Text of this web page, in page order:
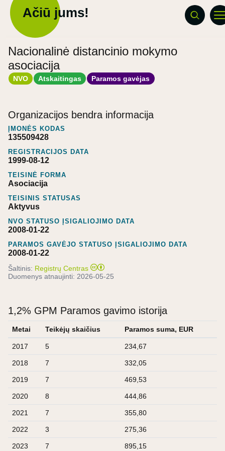
Ačiū jums!
Nacionalinė distancinio mokymo
asociacija
NVO Atskaitingas Paramos gavėjas
Organizacijos bendra informacija
ĮMONĖS KODAS
135509428
REGISTRACIJOS DATA
1999-08-12
TEISINĖ FORMA
Asociacija
TEISINIS STATUSAS
Aktyvus
NVO STATUSO ĮSIGALIOJIMO DATA
2008-01-22
PARAMOS GAVĖJO STATUSO ĮSIGALIOJIMO DATA
2008-01-22
Šaltinis: Registrų Centras
Duomenys atnaujinti: 2026-05-25
1,2% GPM Paramos gavimo istorija
Metai Teikėjų skaičius Paramos suma, EUR
2017 5 234,67
2018 7 332,05
2019 7 469,53
2020 8 444,86
2021 7 355,80
2022 3 275,36
2023 7 895,15